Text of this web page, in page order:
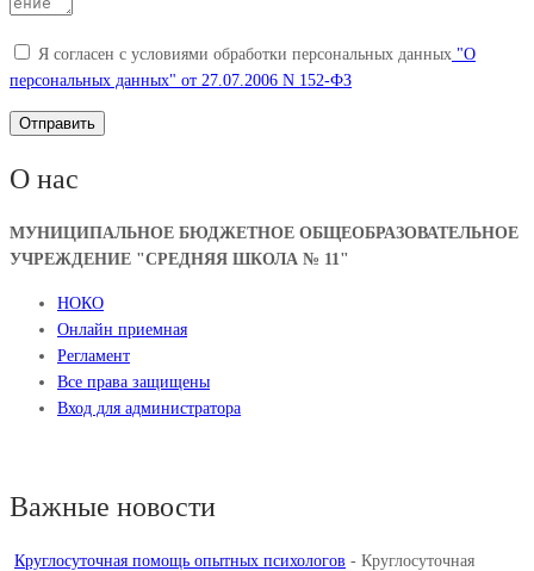
Я согласен с условиями обработки персональных данных "О
персональных данных" от 27.07.2006 N 152-ФЗ
О нас
МУНИЦИПАЛЬНОЕ БЮДЖЕТНОЕ ОБЩЕОБРАЗОВАТЕЛЬНОЕ
УЧРЕЖДЕНИЕ "СРЕДНЯЯ ШКОЛА № 11"
НОКО
Онлайн приемная
Регламент
Все права защищены
Вход для администратора
Важные новости
Круглосуточная помощь опытных психологов - Круглосуточная